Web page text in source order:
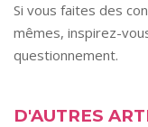
Si vous faites des
mêmes, inspirez-
questionnement.
D'AUTRES